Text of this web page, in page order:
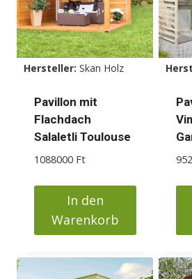
Hersteller: Skan Holz
Pavillon mit
Flachdach
Salaletli Toulouse
1088000 Ft
In den
Warenkorb